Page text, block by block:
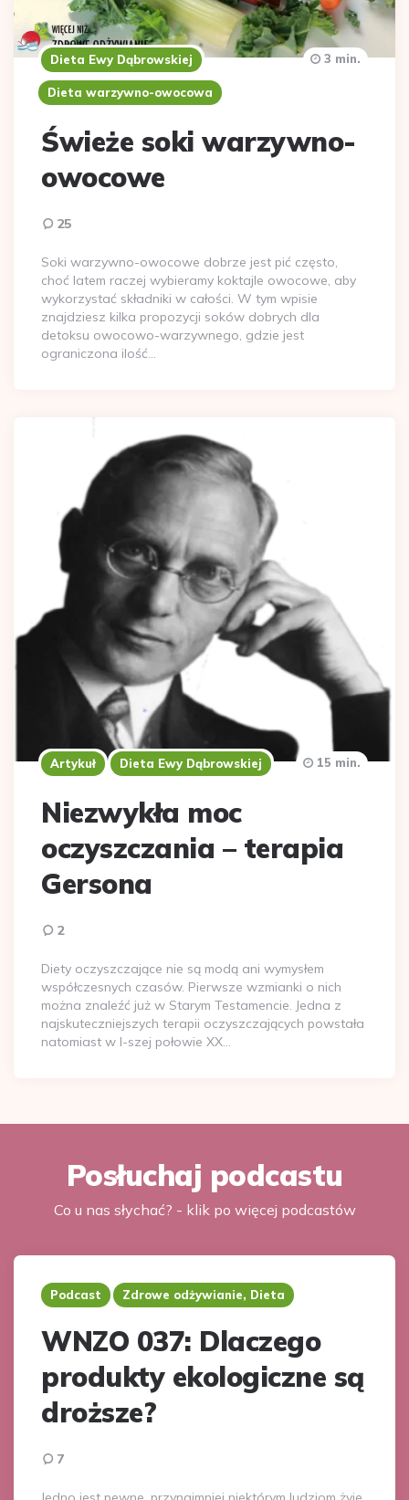
Dieta Ewy Dąbrowskiej
Dieta warzywno-owocowa
Świeże soki warzywno-
owocowe
25
3 min.
Soki warzywno-owocowe dobrze jest pić często,
choć latem raczej wybieramy koktajle owocowe, aby
wykorzystać składniki w całości. W tym wpisie
znajdziesz kilka propozycji soków dobrych dla
detoksu owocowo-warzywnego, gdzie jest
ograniczona ilość…
Artykuł Dieta Ewy Dąbrowskiej
Niezwykła moc
oczyszczania – terapia
Gersona
2
15 min.
Diety oczyszczające nie są modą ani wymysłem
współczesnych czasów. Pierwsze wzmianki o nich
można znaleźć już w Starym Testamencie. Jedna z
najskuteczniejszych terapii oczyszczających powstała
natomiast w I-szej połowie XX…
Posłuchaj podcastu
Co u nas słychać? - klik po więcej podcastów
Podcast Zdrowe odżywianie, Dieta
WNZO 037: Dlaczego
produkty ekologiczne są
droższe?
7